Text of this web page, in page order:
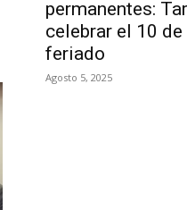
permanentes:
celebrar el 10
feriado
Agosto 5, 2025